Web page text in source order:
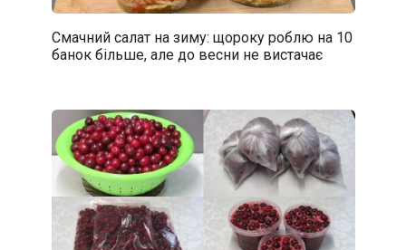
Смачний салат на зиму: щороку роблю на 10
банок більше, але до весни не вистачає